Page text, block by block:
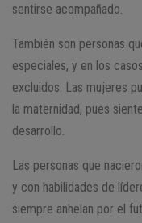
sentirse acompañado.
También son personas
especiales, y en los
excluidos. Las mujeres
la maternidad, pues
desarrollo.
Las personas que
y con habilidades de
siempre anhelan por el